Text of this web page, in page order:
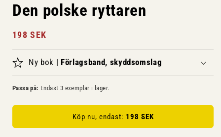
Den polske ryttaren
Ordinarie
198 SEK
Ny bok | Förlagsband, skyddsomslag
Passa på: Endast 3 exemplar i lager.
Köp nu, endast: 198 SEK